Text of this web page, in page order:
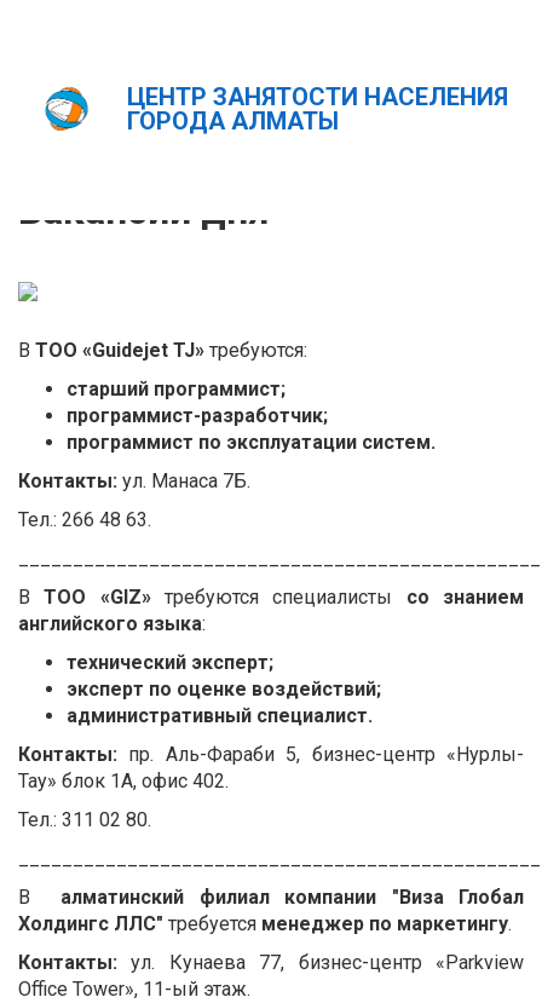
ЦЕНТР ЗАНЯТОСТИ НАСЕЛЕНИЯ
ГОРОДА АЛМАТЫ
Главная Новости Вакансии дня
Вакансии дня
В ТОО «Guidejet TJ» требуются:
старший программист;
программист-разработчик;
программист по эксплуатации систем.
Контакты: ул. Манаса 7Б.
Тел.: 266 48 63.
ВТОО «GIZ»требуются специалисты со знанием
английского языка:
технический эксперт;
эксперт по оценке воздействий;
административный специалист.
Контакты: пр. Аль-Фараби 5, бизнес-центр «Нурлы-
Тау» блок 1А, офис 402.
Тел.: 311 02 80.
В алматинский филиал компании "Виза Глобал
Холдингс ЛЛС" требуется менеджер по маркетингу.
Контакты: ул. Кунаева 77, бизнес-центр «Parkview
Office Tower», 11-ый этаж.